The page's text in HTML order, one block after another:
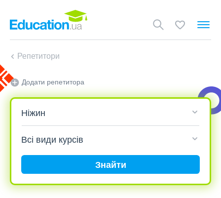
Репетитори
Додати репетитора
Знайти